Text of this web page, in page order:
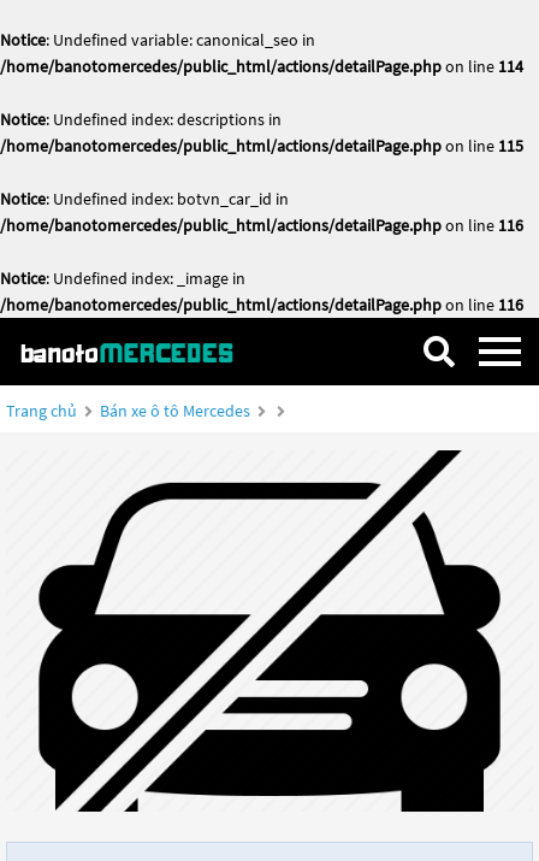
Notice: Undefined variable: canonical_seo in
/home/banotomercedes/public_html/actions/detailPage.phpon line 114
Notice: Undefined index: descriptions in
/home/banotomercedes/public_html/actions/detailPage.phpon line 115
Notice: Undefined index: botvn_car_id in
/home/banotomercedes/public_html/actions/detailPage.phpon line 116
Notice: Undefined index: _image in
/home/banotomercedes/public_html/actions/detailPage.phpon line 116
Trang chủ Bán xe ô tô Mercedes